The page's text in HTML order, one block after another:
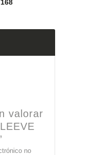
valorar
no